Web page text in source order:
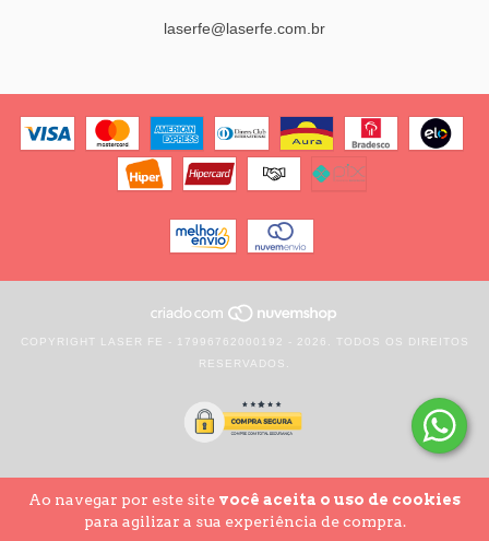
Ao navegar por este site você aceita o uso de cookies
para agilizar a sua experiência de compra.
laserfe@laserfe.com.br
COPYRIGHT LASER FE - 17996762000192 - 2026. TODOS OS DIREITOS
RESERVADOS.